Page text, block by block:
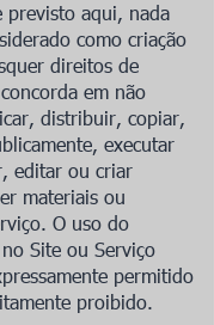
previsto aqui, nada
como criação
direitos de
em não
distribuir, copiar,
executar
editar ou criar
materiais ou
O uso do
Site ou Serviço
permitido
proibido.